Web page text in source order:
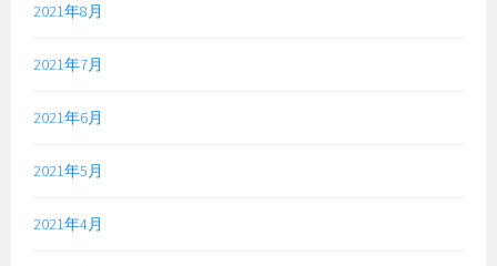
2021年8月
2021年7月
2021年6月
2021年5月
2021年4月